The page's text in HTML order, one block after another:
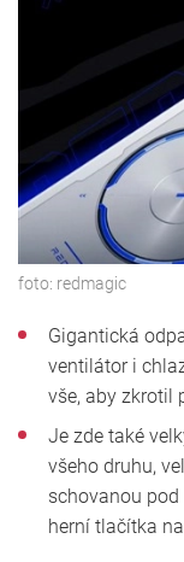
foto: redmagic
Gigantická
ventilátor i
vše, aby zkrotil
Je zde také
všeho druhu,
schovanou
herní tlačítka